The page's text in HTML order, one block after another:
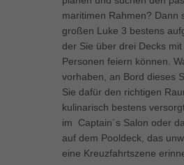
maritimen Rahmen? Dann
großen Luke 3 bestens
der Sie über drei Decks
Personen feiern können.
vorhaben, an Bord dieses
Sie dafür den richtigen
kulinarisch bestens
im Captain´s Salon oder
auf dem Pooldeck, das
eine Kreuzfahrtszene
können Ihre Einwilligung zu ganzen
weitere Informationen anzeigen lassen
Cookies auswählen.
Alle akzeptieren
Zurück
Essenziell (1)
Essenzielle Cookies ermöglichen
die einwandfreie Funktion der Website